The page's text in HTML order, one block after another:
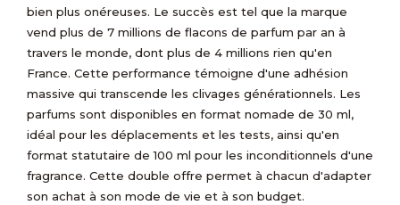
bien plus onéreuses. Le succès est tel que la marque
vend plus de 7 millions de flacons de parfum par an à
travers le monde, dont plus de 4 millions rien qu'en
France. Cette performance témoigne d'une adhésion
massive qui transcende les clivages générationnels. Les
parfums sont disponibles en format nomade de 30 ml,
idéal pour les déplacements et les tests, ainsi qu'en
format statutaire de 100 ml pour les inconditionnels d'une
fragrance. Cette double offre permet à chacun d'adapter
son achat à son mode de vie et à son budget.